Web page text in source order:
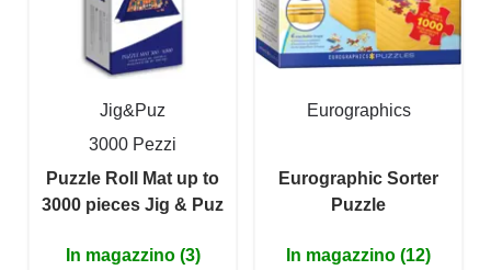
Jig&Puz
3000 Pezzi
Puzzle Roll Mat up to
3000 pieces Jig & Puz
In magazzino (3)
Eurographics
Eurographic Sorter
Puzzle
In magazzino (12)